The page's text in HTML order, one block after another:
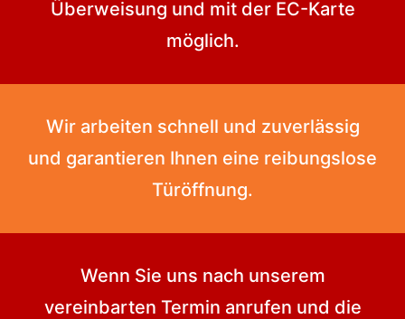
Überweisung und mit der EC-Karte
möglich.
Wir arbeiten schnell und zuverlässig
und garantieren Ihnen eine reibungslose
Türöffnung.
Wenn Sie uns nach unserem
vereinbarten Termin anrufen und die